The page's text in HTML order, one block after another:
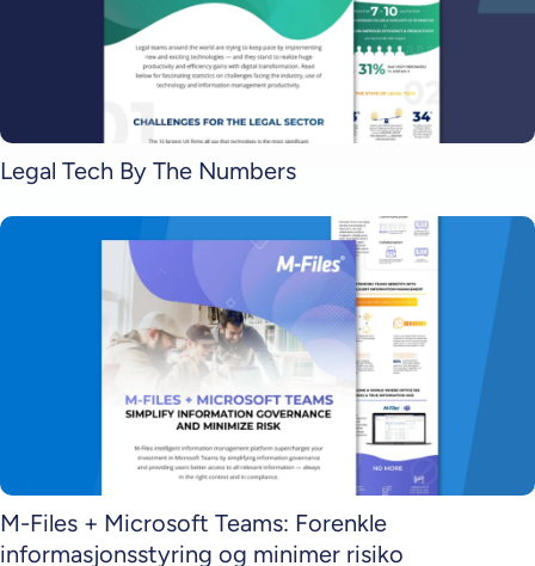
Legal Tech By The Numbers
M-Files + Microsoft Teams: Forenkle
informasjonsstyring og minimer risiko